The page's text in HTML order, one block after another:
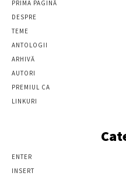
PRIMA PAGINĂ
DESPRE
TEME
ANTOLOGII
ARHIVĂ
AUTORI
PREMIUL CA
LINKURI
ENTER
INSERT